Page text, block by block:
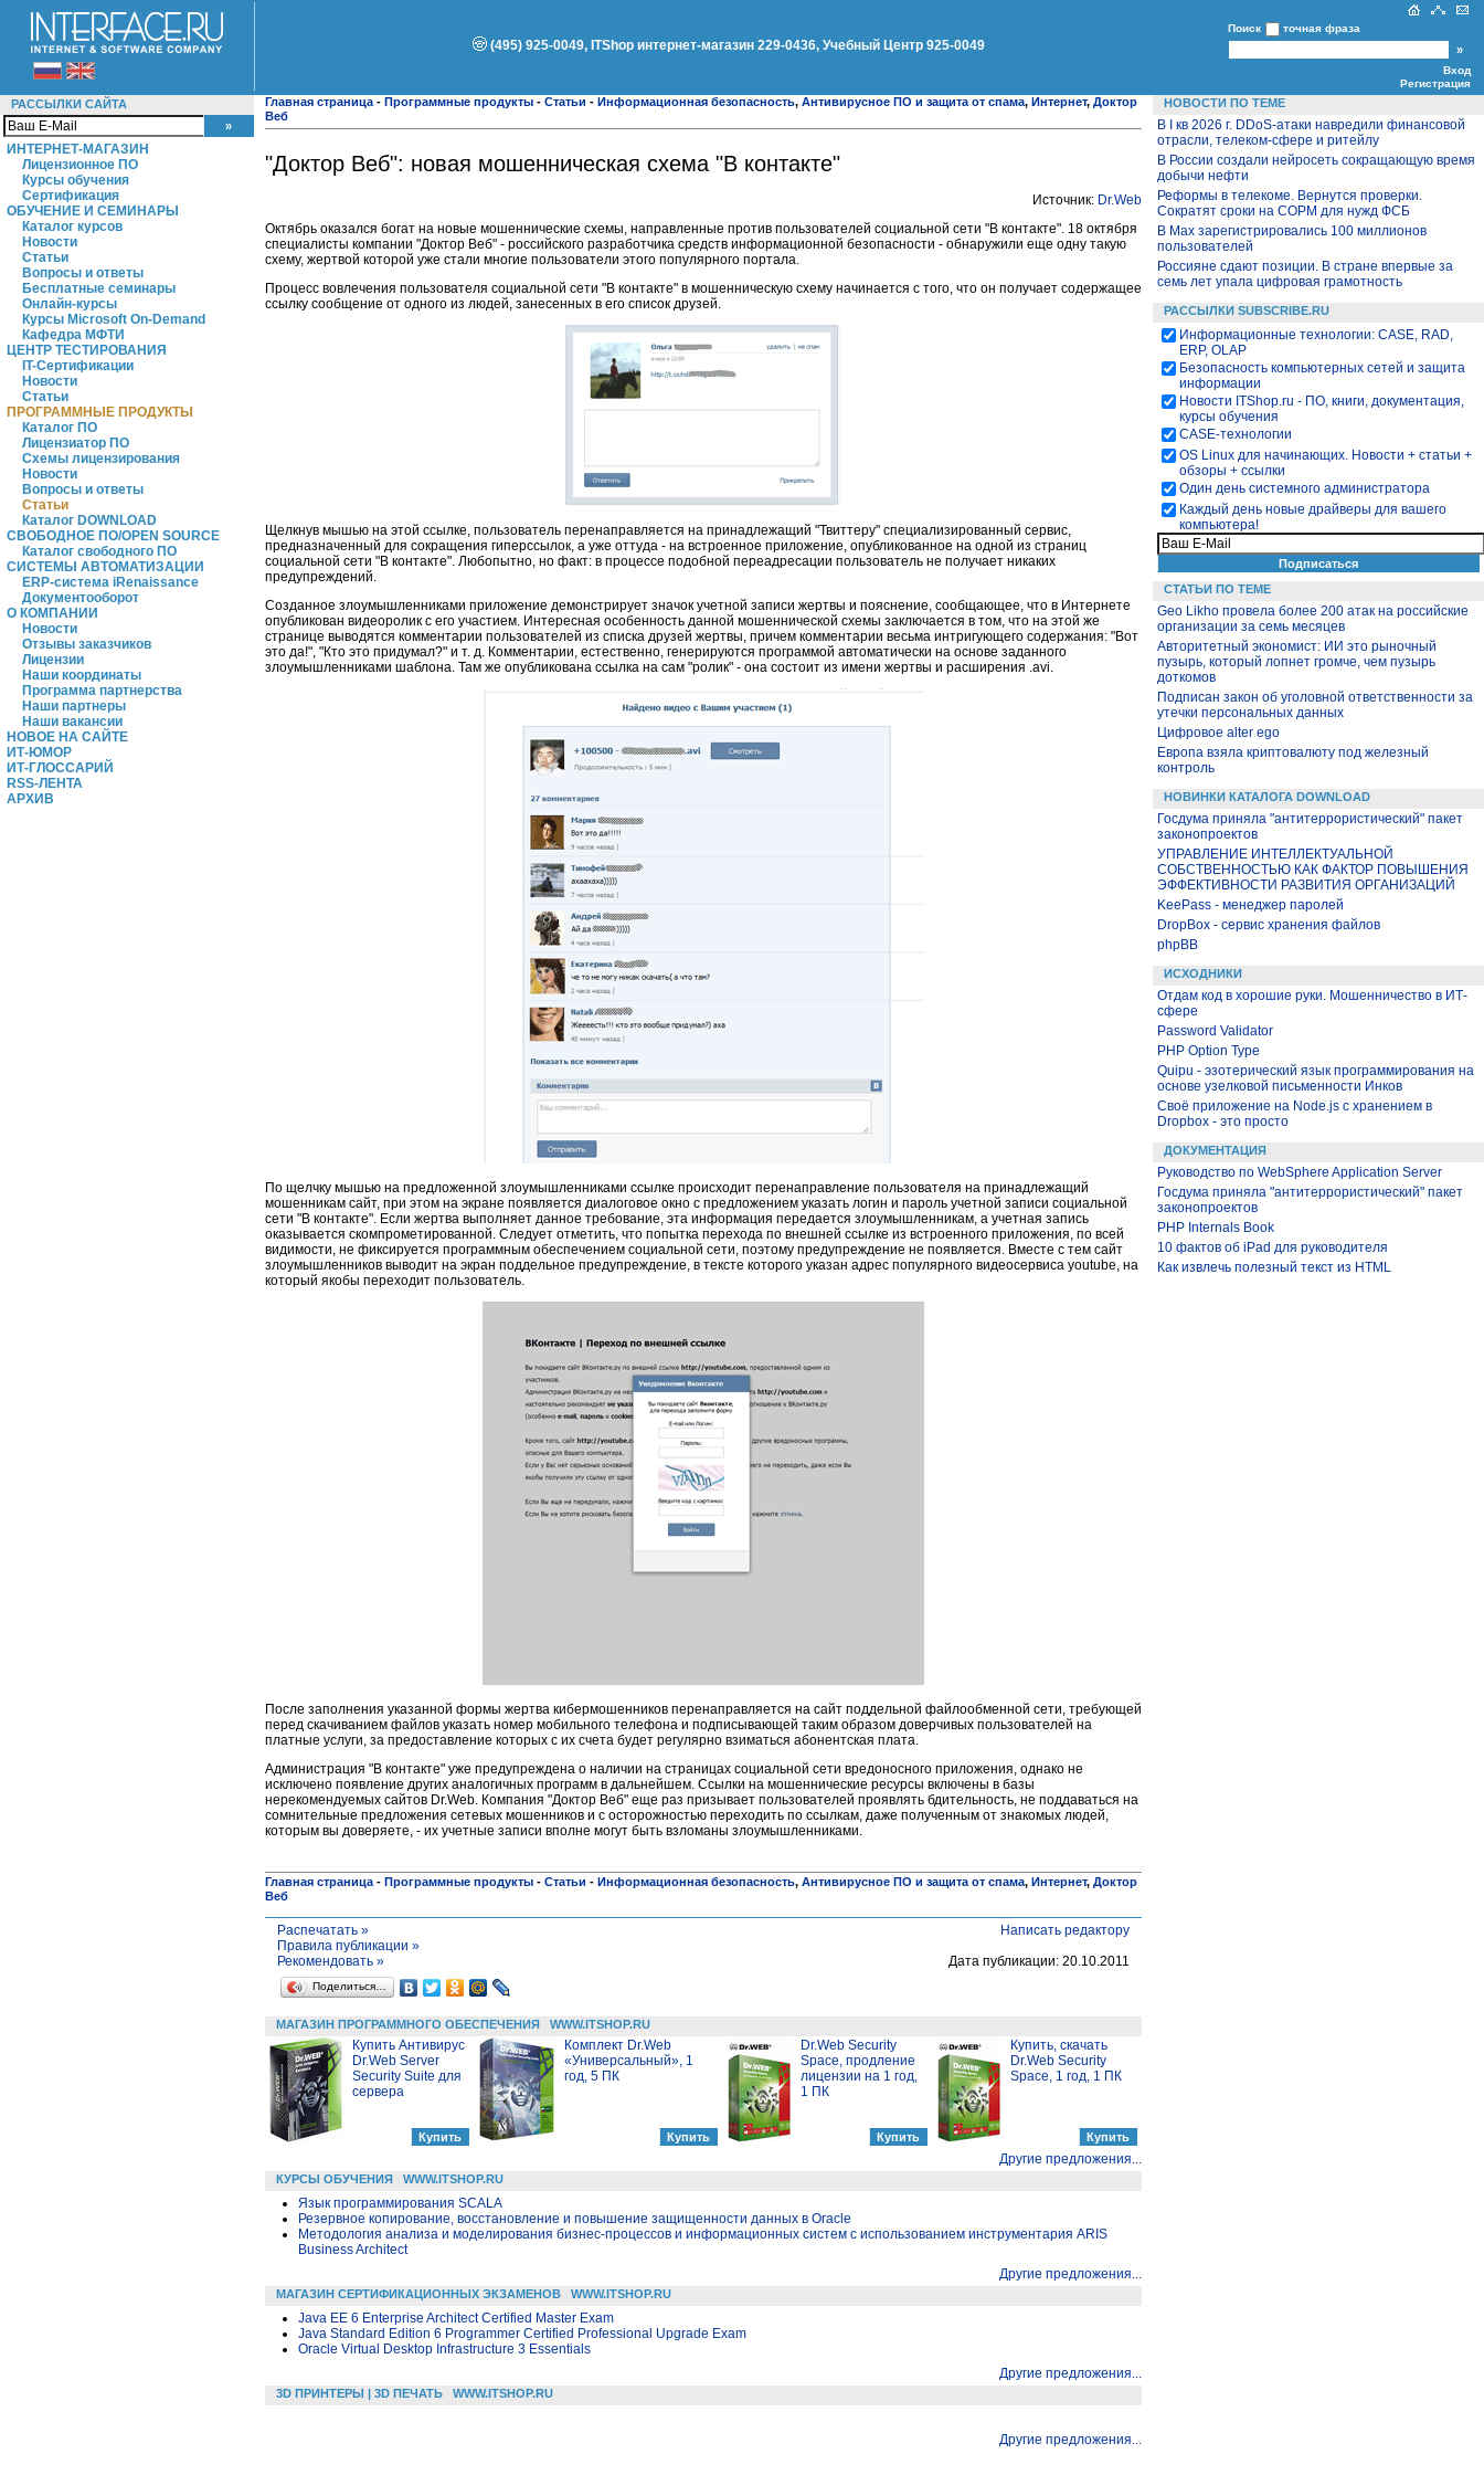
(495) 925-0049, ITShop интернет-магазин 229-0436, Учебный Центр 925-0049
Поиск точная фраза
Вход
Регистрация
РАССЫЛКИ САЙТА
ИНТЕРНЕТ-МАГАЗИН
Лицензионное ПО
Курсы обучения
Сертификация
ОБУЧЕНИЕ И СЕМИНАРЫ
Каталог курсов
Новости
Статьи
Вопросы и ответы
Бесплатные семинары
Онлайн-курсы
Курсы Microsoft On-Demand
Кафедра МФТИ
ЦЕНТР ТЕСТИРОВАНИЯ
IT-Сертификации
Новости
Статьи
ПРОГРАММНЫЕ ПРОДУКТЫ
Каталог ПО
Лицензиатор ПО
Схемы лицензирования
Новости
Вопросы и ответы
Статьи
Каталог DOWNLOAD
СВОБОДНОЕ ПО/OPEN SOURCE
Каталог свободного ПО
СИСТЕМЫ АВТОМАТИЗАЦИИ
ERP-система iRenaissance
Документооборот
О КОМПАНИИ
Новости
Отзывы заказчиков
Лицензии
Наши координаты
Программа партнерства
Наши партнеры
Наши вакансии
НОВОЕ НА САЙТЕ
ИТ-ЮМОР
ИТ-ГЛОССАРИЙ
RSS-ЛЕНТА
АРХИВ
Главная страница - Программные продукты - Статьи - Информационная безопасность, Антивирусное ПО и защита от спама, Интернет, Доктор
Веб
"Доктор Веб": новая мошенническая схема "В контакте"
Источник: Dr.Web
Октябрь оказался богат на новые мошеннические схемы, направленные против пользователей социальной сети "В контакте". 18 октября
специалисты компании "Доктор Веб" - российского разработчика средств информационной безопасности - обнаружили еще одну такую
схему, жертвой которой уже стали многие пользователи этого популярного портала.
Процесс вовлечения пользователя социальной сети "В контакте" в мошенническую схему начинается с того, что он получает содержащее
ссылку сообщение от одного из людей, занесенных в его список друзей.
Щелкнув мышью на этой ссылке, пользователь перенаправляется на принадлежащий "Твиттеру" специализированный сервис,
предназначенный для сокращения гиперссылок, а уже оттуда - на встроенное приложение, опубликованное на одной из страниц
социальной сети "В контакте". Любопытно, но факт: в процессе подобной переадресации пользователь не получает никаких
предупреждений.
Созданное злоумышленниками приложение демонстрирует значок учетной записи жертвы и пояснение, сообщающее, что в Интернете
опубликован видеоролик с его участием. Интересная особенность данной мошеннической схемы заключается в том, что на этой же
странице выводятся комментарии пользователей из списка друзей жертвы, причем комментарии весьма интригующего содержания: "Вот
это да!", "Кто это придумал?" и т. д. Комментарии, естественно, генерируются программой автоматически на основе заданного
злоумышленниками шаблона. Там же опубликована ссылка на сам "ролик" - она состоит из имени жертвы и расширения .avi.
По щелчку мышью на предложенной злоумышленниками ссылке происходит перенаправление пользователя на принадлежащий
мошенникам сайт, при этом на экране появляется диалоговое окно с предложением указать логин и пароль учетной записи социальной
сети "В контакте". Если жертва выполняет данное требование, эта информация передается злоумышленникам, а учетная запись
оказывается скомпрометированной. Следует отметить, что попытка перехода по внешней ссылке из встроенного приложения, по всей
видимости, не фиксируется программным обеспечением социальной сети, поэтому предупреждение не появляется. Вместе с тем сайт
злоумышленников выводит на экран поддельное предупреждение, в тексте которого указан адрес популярного видеосервиса youtube, на
который якобы переходит пользователь.
После заполнения указанной формы жертва кибермошенников перенаправляется на сайт поддельной файлообменной сети, требующей
перед скачиванием файлов указать номер мобильного телефона и подписывающей таким образом доверчивых пользователей на
платные услуги, за предоставление которых с их счета будет регулярно взиматься абонентская плата.
Администрация "В контакте" уже предупреждена о наличии на страницах социальной сети вредоносного приложения, однако не
исключено появление других аналогичных программ в дальнейшем. Ссылки на мошеннические ресурсы включены в базы
нерекомендуемых сайтов Dr.Web. Компания "Доктор Веб" еще раз призывает пользователей проявлять бдительность, не поддаваться на
сомнительные предложения сетевых мошенников и с осторожностью переходить по ссылкам, даже полученным от знакомых людей,
которым вы доверяете, - их учетные записи вполне могут быть взломаны злоумышленниками.
Главная страница - Программные продукты - Статьи - Информационная безопасность, Антивирусное ПО и защита от спама, Интернет, Доктор
Веб
Распечатать »
Правила публикации »
Написать редактору
Рекомендовать »
Дата публикации: 20.10.2011
Поделиться…
МАГАЗИН ПРОГРАММНОГО ОБЕСПЕЧЕНИЯ WWW.ITSHOP.RU
Купить Антивирус
Dr.Web Server
Security Suite для
сервера
Комплект Dr.Web
«Универсальный», 1
год, 5 ПК
Dr.Web Security
Space, продление
лицензии на 1 год,
1 ПК
Купить, скачать
Dr.Web Security
Space, 1 год, 1 ПК
Другие предложения...
КУРСЫ ОБУЧЕНИЯ WWW.ITSHOP.RU
Язык программирования SCALA
Резервное копирование, восстановление и повышение защищенности данных в Oracle
Методология анализа и моделирования бизнес-процессов и информационных систем с использованием инструментария ARIS
Business Architect
Другие предложения...
МАГАЗИН СЕРТИФИКАЦИОННЫХ ЭКЗАМЕНОВ WWW.ITSHOP.RU
Java EE 6 Enterprise Architect Certified Master Exam
Java Standard Edition 6 Programmer Certified Professional Upgrade Exam
Oracle Virtual Desktop Infrastructure 3 Essentials
Другие предложения...
3D ПРИНТЕРЫ | 3D ПЕЧАТЬ WWW.ITSHOP.RU
Другие предложения...
НОВОСТИ ПО ТЕМЕ
В I кв 2026 г. DDoS-атаки навредили финансовой
отрасли, телеком-сфере и ритейлу
В России создали нейросеть сокращающую время
добычи нефти
Реформы в телекоме. Вернутся проверки.
Сократят сроки на СОРМ для нужд ФСБ
В Max зарегистрировались 100 миллионов
пользователей
Россияне сдают позиции. В стране впервые за
семь лет упала цифровая грамотность
РАССЫЛКИ SUBSCRIBE.RU
Информационные технологии: CASE, RAD,
ERP, OLAP
Безопасность компьютерных сетей и защита
информации
Новости ITShop.ru - ПО, книги, документация,
курсы обучения
CASE-технологии
OS Linux для начинающих. Новости + статьи +
обзоры + ссылки
Один день системного администратора
Каждый день новые драйверы для вашего
компьютера!
СТАТЬИ ПО ТЕМЕ
Geo Likho провела более 200 атак на российские
организации за семь месяцев
Авторитетный экономист: ИИ это рыночный
пузырь, который лопнет громче, чем пузырь
доткомов
Подписан закон об уголовной ответственности за
утечки персональных данных
Цифровое alter ego
Европа взяла криптовалюту под железный
контроль
НОВИНКИ КАТАЛОГА DOWNLOAD
Госдума приняла "антитеррористический" пакет
законопроектов
УПРАВЛЕНИЕ ИНТЕЛЛЕКТУАЛЬНОЙ
СОБСТВЕННОСТЬЮ КАК ФАКТОР ПОВЫШЕНИЯ
ЭФФЕКТИВНОСТИ РАЗВИТИЯ ОРГАНИЗАЦИЙ
KeePass - менеджер паролей
DropBox - сервис хранения файлов
phpBB
ИСХОДНИКИ
Отдам код в хорошие руки. Мошенничество в ИТ-
сфере
Password Validator
PHP Option Type
Quipu - эзотерический язык программирования на
основе узелковой письменности Инков
Своё приложение на Node.js с хранением в
Dropbox - это просто
ДОКУМЕНТАЦИЯ
Руководство по WebSphere Application Server
Госдума приняла "антитеррористический" пакет
законопроектов
PHP Internals Book
10 фактов об iPad для руководителя
Как извлечь полезный текст из HTML